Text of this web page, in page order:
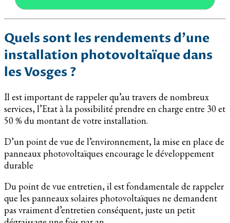
Quels sont les rendements d’une
installation photovoltaïque dans
les Vosges ?
Il est important de rappeler qu’au travers de nombreux
services, l’Etat à la possibilité prendre en charge entre 30 et
50 % du montant de votre installation.
D’un point de vue de l’environnement, la mise en place de
panneaux photovoltaïques encourage le développement
durable
Du point de vue entretien, il est fondamentale de rappeler
que les panneaux solaires photovoltaïques ne demandent
pas vraiment d’entretien conséquent, juste un petit